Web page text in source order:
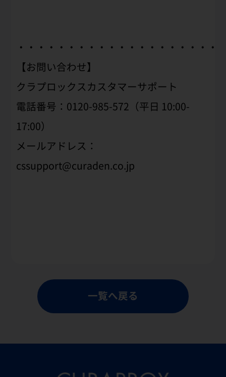
・・・・・・・・・・・・・・・・・・・・
【お問い合わせ】
クラプロックスカスタマーサポート
電話番号：0120-985-572（平日 10:00-
17:00）
メールアドレス：
cssupport@curaden.co.jp
一覧へ戻る